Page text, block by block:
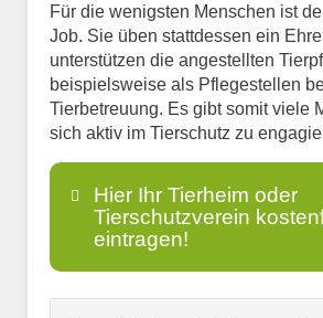
Für die wenigsten Menschen ist
Job. Sie üben stattdessen ein
unterstützen die angestellten
beispielsweise als Pflegestellen
Tierbetreuung. Es gibt somit viele
sich aktiv im Tierschutz zu
Hier Ihr Tierheim oder
Tierschutzverein
eintragen!